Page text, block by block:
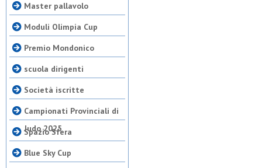
Master pallavolo
Moduli Olimpia Cup
Premio Mondonico
scuola dirigenti
Società iscritte
Campionati Provinciali di
Judo 2025
Spazio Sfera
Blue Sky Cup